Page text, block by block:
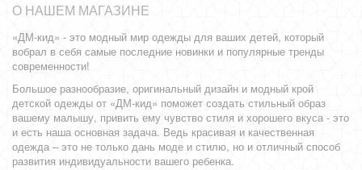
О НАШЕМ МАГАЗИНЕ
«ДМ-кид» - это модный мир одежды для ваших детей, который
вобрал в себя самые последние новинки и популярные тренды
современности!
Большое разнообразие, оригинальный дизайн и модный крой
детской одежды от «ДМ-кид» поможет создать стильный образ
вашему малышу, привить ему чувство стиля и хорошего вкуса - это
и есть наша основная задача. Ведь красивая и качественная
одежда – это не только дань моде и стилю, но и отличный способ
развития индивидуальности вашего ребенка.